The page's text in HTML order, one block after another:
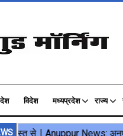
देश विदेश मध्यप्रदेश राज्य